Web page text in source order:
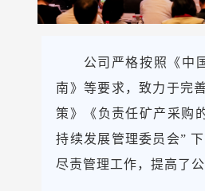
公司严格按照《中
南》等要求，致力于完
策》《负责任矿产采购
持续发展管理委员会”
尽责管理工作，提高了